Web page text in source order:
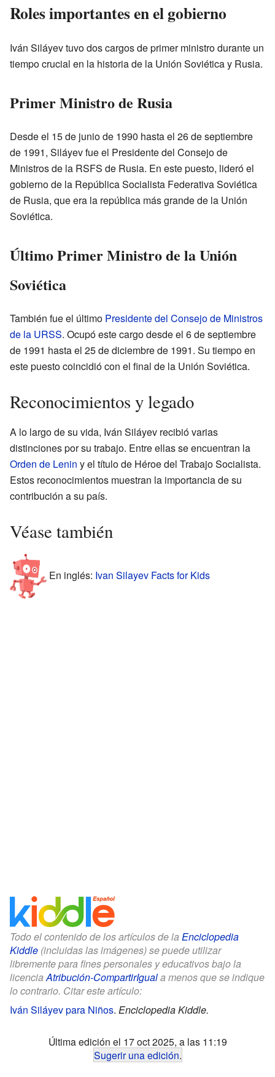
Roles importantes en el gobierno
Iván Siláyev tuvo dos cargos de primer ministro durante un
tiempo crucial en la historia de la Unión Soviética y Rusia.
Primer Ministro de Rusia
Desde el 15 de junio de 1990 hasta el 26 de septiembre
de 1991, Siláyev fue el Presidente del Consejo de
Ministros de la RSFS de Rusia. En este puesto, lideró el
gobierno de la República Socialista Federativa Soviética
de Rusia, que era la república más grande de la Unión
Soviética.
Último Primer Ministro de la Unión
Soviética
También fue el último Presidente del Consejo de Ministros
de la URSS. Ocupó este cargo desde el 6 de septiembre
de 1991 hasta el 25 de diciembre de 1991. Su tiempo en
este puesto coincidió con el final de la Unión Soviética.
Reconocimientos y legado
A lo largo de su vida, Iván Siláyev recibió varias
distinciones por su trabajo. Entre ellas se encuentran la
Orden de Lenin y el título de Héroe del Trabajo Socialista.
Estos reconocimientos muestran la importancia de su
contribución a su país.
Véase también
En inglés: Ivan Silayev Facts for Kids
Todo el contenido de los artículos de la Enciclopedia
Kiddle (incluidas las imágenes) se puede utilizar
libremente para fines personales y educativos bajo la
licenciaAtribución-CompartirIguala menos que se indique
lo contrario. Citar este artículo:
Iván Siláyev para Niños. Enciclopedia Kiddle.
Última edición el 17 oct 2025, a las 11:19
Sugerir una edición.